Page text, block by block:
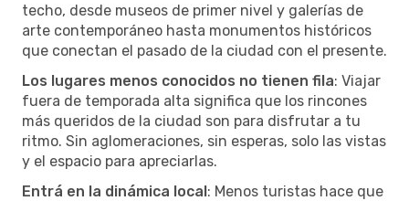
techo, desde museos de primer nivel y galerías de
arte contemporáneo hasta monumentos históricos
que conectan el pasado de la ciudad con el presente.
Los lugares menos conocidos no tienen fila: Viajar
fuera de temporada alta significa que los rincones
más queridos de la ciudad son para disfrutar a tu
ritmo. Sin aglomeraciones, sin esperas, solo las vistas
y el espacio para apreciarlas.
Entrá en la dinámica local: Menos turistas hace que